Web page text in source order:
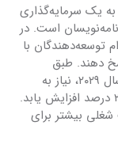
به یک سرمایه‌گذاری
است. در
توسعه‌دهندگان با
دهند. طبق
آمارهای منتشر شده، پیش‌بینی می‌شود که تا سال ۲۰۲۹، نیاز به
برنامه‌نویسان و توسعه‌دهندگان نرم‌افزار حدود ۲۲ درصد افزایش یابد.
بیشتر برای